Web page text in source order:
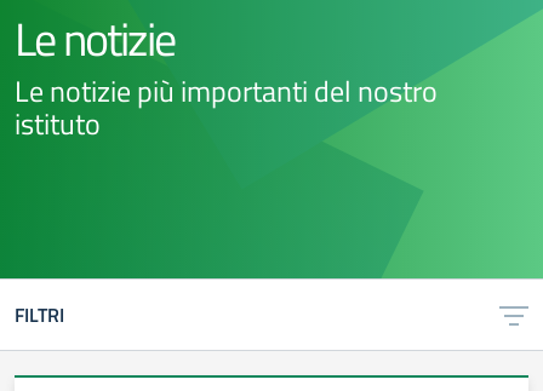
Le notizie
Le notizie più importanti del nostro
istituto
FILTRI